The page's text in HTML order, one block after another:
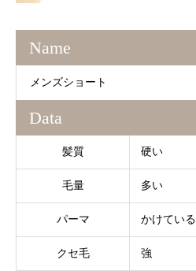
Name
メンズショート
Data
髪質 硬い
毛量 多い
パーマ かけている
クセ毛 強